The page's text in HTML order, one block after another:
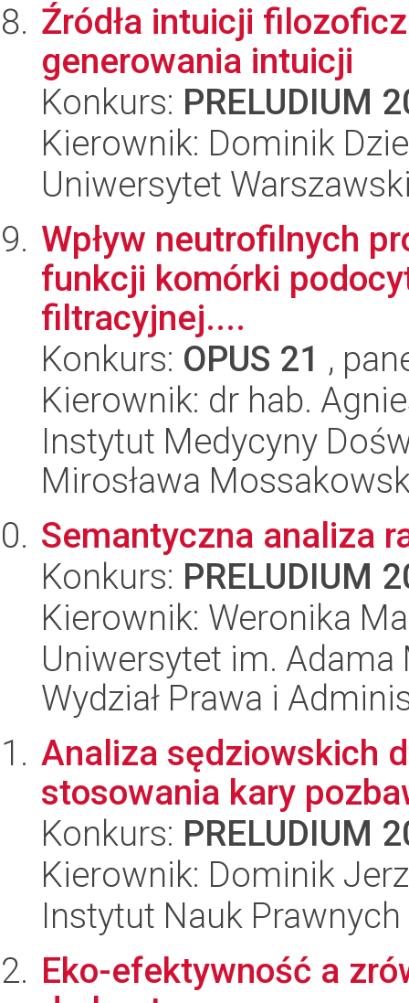
Źródła intuicji
generowania intuicji
Konkurs: PRELUDIUM
Kierownik: Dominik
Uniwersytet
Wpływ neutrofilnych
funkcji komórki
filtracyjnej....
Konkurs: OPUS 21 ,
Kierownik: dr hab.
Instytut Medycyny
Mirosława
Semantyczna analiza
Konkurs: PRELUDIUM
Kierownik: Weronika
Uniwersytet im.
Wydział Prawa i
Analiza sędziowskich
stosowania kary
Konkurs: PRELUDIUM
Kierownik: Dominik
Instytut Nauk Prawnych
Eko-efektywność a